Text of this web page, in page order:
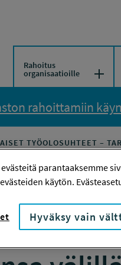
Rahoitus
organisaatioille
rahoittamiin
TYÖOLOSUHTEET –
parantaaksemme
käytön.
Hyväksy vain